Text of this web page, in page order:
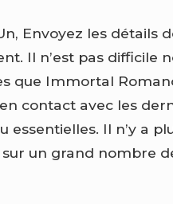
Envoyez les détails
Il n’est pas
que Immortal
contact avec les
Il n’y a
un grand nombre